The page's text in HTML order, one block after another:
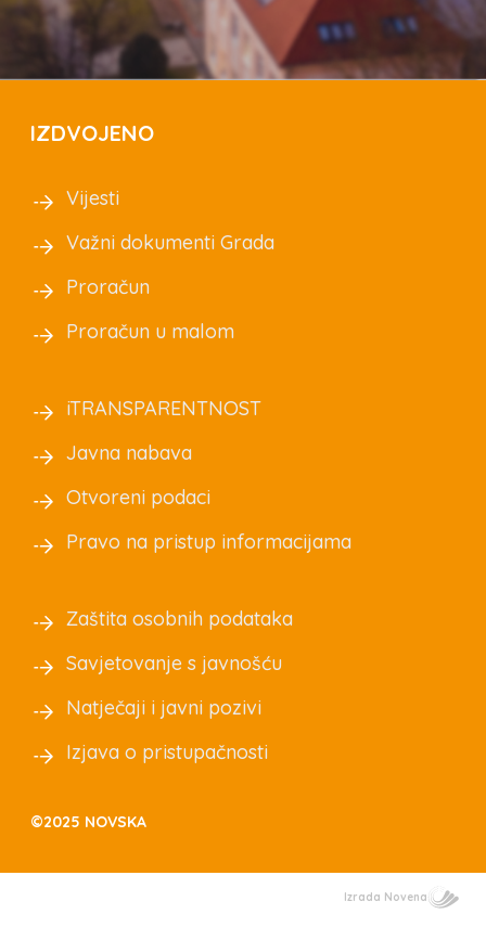
IZDVOJENO
Vijesti
Važni dokumenti Grada
Proračun
Proračun u malom
iTRANSPARENTNOST
Javna nabava
Otvoreni podaci
Pravo na pristup informacijama
Zaštita osobnih podataka
Savjetovanje s javnošću
Natječaji i javni pozivi
Izjava o pristupačnosti
©2025 NOVSKA
Izrada Novena